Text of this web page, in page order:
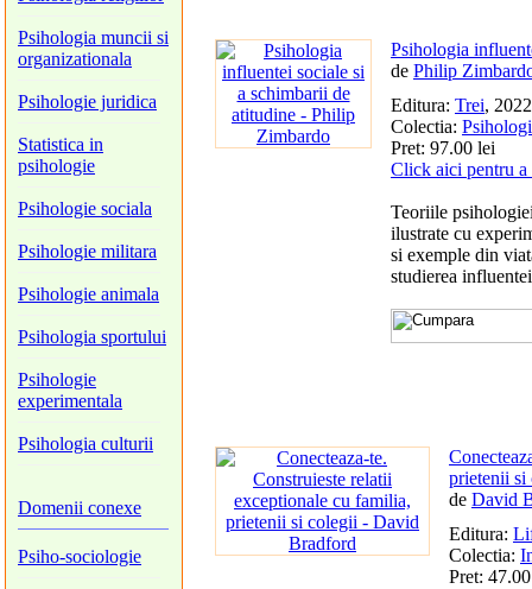
Psihologia muncii si
organizationala
Psihologie juridica
Statistica in
psihologie
Psihologie sociala
Psihologie militara
Psihologie animala
Psihologia sportului
Psihologie
experimentala
Psihologia culturii
Domenii conexe
Psiho-sociologie
Psihologia
de Philip
Editura: Trei, 2022
Colectia:
Pret: 97.00 lei
Click aici pentru a
Teoriile
ilustrate cu
si exemple din
studierea
prietenii si
de David
Editura:
Colectia:
Pret: